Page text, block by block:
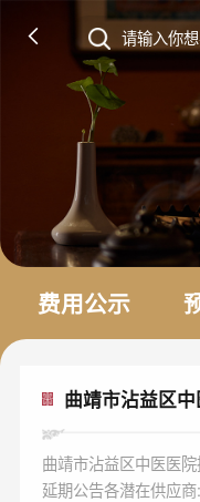
费用公示
曲靖市沾益区
采购项目报名延
曲靖市沾益区中医医
延期公告各潜在供应